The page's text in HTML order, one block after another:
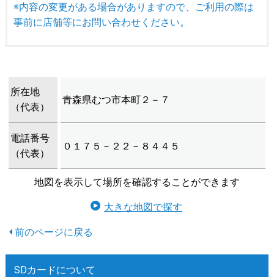
※内容の変更がある場合がありますので、ご利用の際は
事前に店舗等にお問い合わせください。
所在地
（代表）
青森県むつ市本町２－７
電話番号
（代表）
０１７５－２２－８４４５
地図を表示して場所を確認することができます
大きな地図で探す
SDカードについて